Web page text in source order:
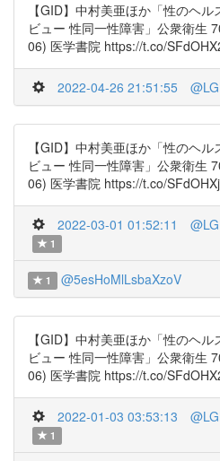
【GID】中村美亜ほか「性のヘ
ビュー 性同一性障害」公衆衛生
06) 医学書院 https://t.co/
2022-04-26 21:51:55
【GID】中村美亜ほか「性のヘ
ビュー 性同一性障害」公衆衛生
06) 医学書院 https://t.co/
2022-03-01 01:52:11
1
1 @5esHoMlLsbaXzoV
【GID】中村美亜ほか「性のヘ
ビュー 性同一性障害」公衆衛生
06) 医学書院 https://t.co/
2022-01-03 03:53:13
1